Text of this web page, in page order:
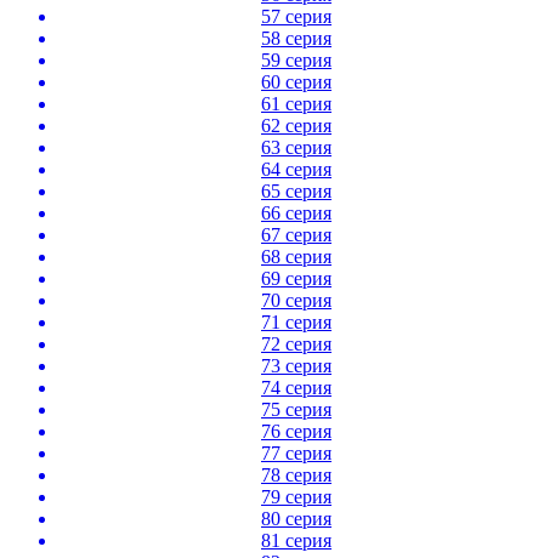
57 серия
58 серия
59 серия
60 серия
61 серия
62 серия
63 серия
64 серия
65 серия
66 серия
67 серия
68 серия
69 серия
70 серия
71 серия
72 серия
73 серия
74 серия
75 серия
76 серия
77 серия
78 серия
79 серия
80 серия
81 серия